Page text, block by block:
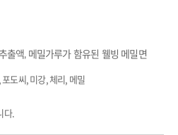
출액, 메밀가루가 함유된 웰빙 메밀면
도씨, 미강, 체리, 메밀
다.